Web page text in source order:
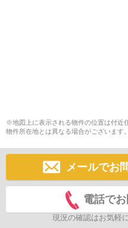
※地図上に表示される物件の位置は付近
物件所在地とは異なる場合がございます。
メールでお
電話で
現況の確認はお気軽